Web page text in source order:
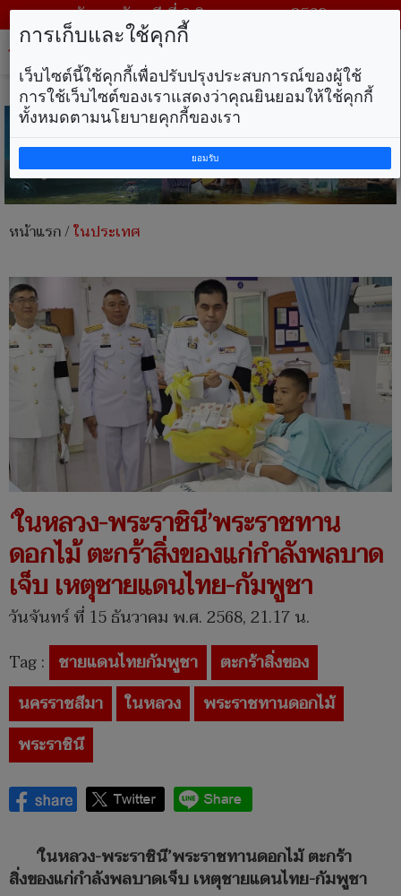
วันพฤหัสบดี ที่ 6 สิงหาคม พ.ศ. 2569
หน้าแรก/ในประเทศ
‘ในหลวง-พระราชินี’พระราชทาน
ดอกไม้ ตะกร้าสิ่งของแก่กำลังพลบาด
เจ็บ เหตุชายแดนไทย-กัมพูชา
วันจันทร์ ที่ 15 ธันวาคม พ.ศ. 2568, 21.17 น.
Tag : ชายแดนไทยกัมพูชา
ตะกร้าสิ่งของ
นครราชสีมา
ในหลวง
พระราชทานดอกไม้
พระราชินี
‘ในหลวง-พระราชินี’พระราชทานดอกไม้ ตะกร้า
สิ่งของแก่กำลังพลบาดเจ็บ เหตุชายแดนไทย-กัมพูชา
การเก็บและใช้คุกกี้
เว็บไซต์นี้ใช้คุกกี้เพื่อปรับปรุงประสบการณ์ของผู้ใช้
การใช้เว็บไซต์ของเราแสดงว่าคุณยินยอมให้ใช้คุกกี้
ทั้งหมดตามนโยบายคุกกี้ของเรา
ยอมรับ